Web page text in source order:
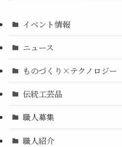
イベント情報
ニュース
ものづくり×テクノロジー
伝統工芸品
職人募集
職人紹介